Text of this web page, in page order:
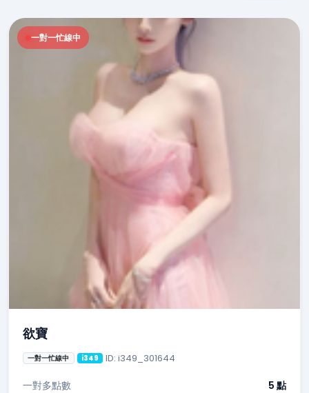
一對一忙線中
欲寶
一對一忙線中 i349 ID: i349_301644
一對多點數
5 點